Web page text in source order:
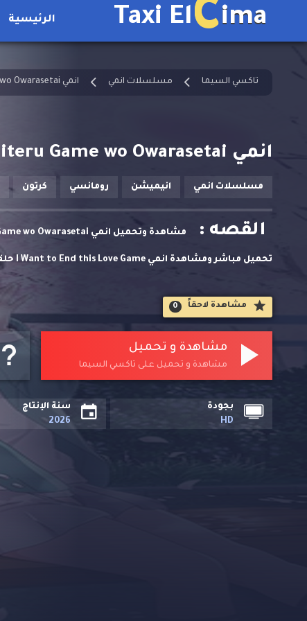
Taxi ElCima الرئيسية
تاكسي السيما مسلسلات انمي انمي Aishiteru Game wo Owarasetai مترجم
انمي Aishiteru Game wo Owarasetai الحلقة 10 مترجمة
مسلسلات انمي انيميشن رومانسي كرتون
القصه :
تحميل مباشر ومشاهدة انمي I Want to End this Love Game حلقة 10 مترجمة
مشاهدة لاحقاََ 0
مشاهدة و تحميل
مشاهدة و تحميل على تاكسي السيما
بجودة
HD
سنة الإنتاج
2026